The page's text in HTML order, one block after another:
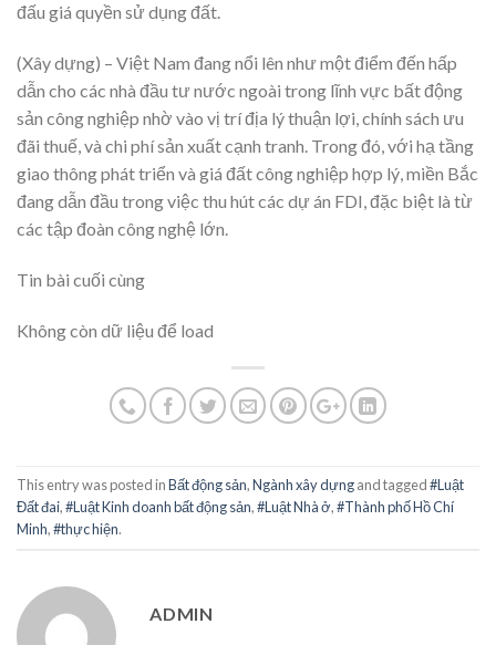
đấu giá quyền sử dụng đất.
(Xây dựng) – Việt Nam đang nổi lên như một điểm đến hấp
dẫn cho các nhà đầu tư nước ngoài trong lĩnh vực bất động
sản công nghiệp nhờ vào vị trí địa lý thuận lợi, chính sách ưu
đãi thuế, và chi phí sản xuất cạnh tranh. Trong đó, với hạ tầng
giao thông phát triển và giá đất công nghiệp hợp lý, miền Bắc
đang dẫn đầu trong việc thu hút các dự án FDI, đặc biệt là từ
các tập đoàn công nghệ lớn.
Tin bài cuối cùng
Không còn dữ liệu để load
This entry was posted inBất động sản,Ngành xây dựngand tagged#Luật
Đất đai,#Luật Kinh doanh bất động sản,#Luật Nhà ở,#Thành phố Hồ Chí
Minh,#thực hiện.
ADMIN